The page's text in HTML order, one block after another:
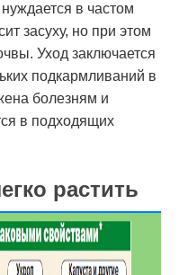
в частом
засуху, но при этом
Уход заключается
подкармливаний в
болезням и
в подходящих
растить